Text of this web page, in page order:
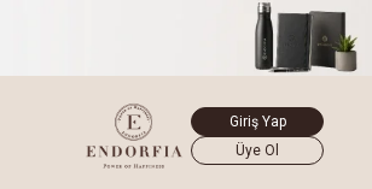
Giriş Yap
Üye Ol